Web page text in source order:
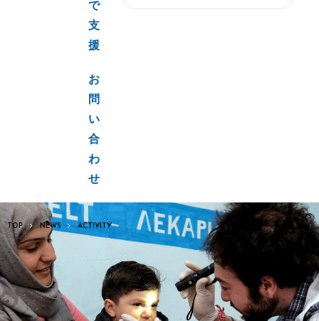
で
支
援
お
問
い
合
わ
せ
TOP NEWS ACTIVITY